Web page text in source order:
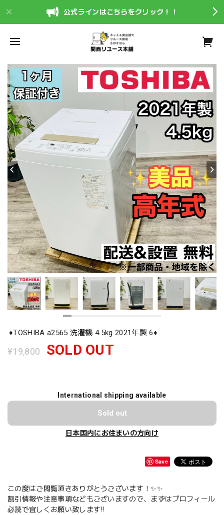
公式ラインはこちらをクリック！！
♦️TOSHIBA a2565 洗濯機 4.5kg 2021年製 6♦️
¥19,800 SOLD OUT
International shipping available
Sold out
日本国内にお住まいの方向け
Save
この度はご閲覧頂きありがとうございます！✨✨
割引情報や注意事項などもございますので、まずはプロフィール
必読で宜しくお願い致します‼️